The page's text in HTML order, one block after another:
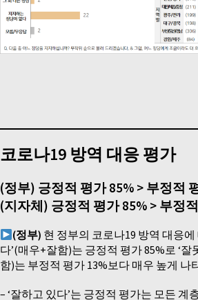
코로나19 방역 대응 평가
(정부) 긍정적 평가 85% > 부정적
(지자체) 긍정적 평가 85% > 부정
(정부) 현 정부의 코로나19 방역 대응에
다’(매우+잘함)는 긍정적 평가 85%로 ‘잘
함)는 부정적 평가 13%보다 매우 높게 나
– ‘잘하고 있다’는 긍정적 평가는 모든 계